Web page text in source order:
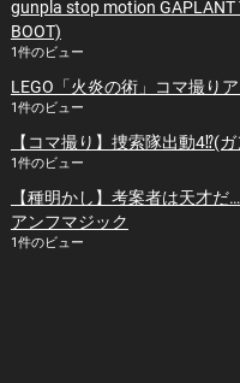
gunpla stop motion GAPLANT
BOOT)
1件のビュー
LEGO「火炎の術」コマ撮り
1件のビュー
【コマ撮り】捜索隊出動4⁉️(
1件のビュー
【種明かし】考案者は天才
アンフマジック
1件のビュー